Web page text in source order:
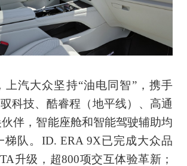
上汽大众坚持“油电同智”，携手
科技、酷睿程（地平线）、高通
伴，智能座舱和智能驾驶辅助均
梯队。ID. ERA 9X已完成大众品
升级，超800项交互体验革新；